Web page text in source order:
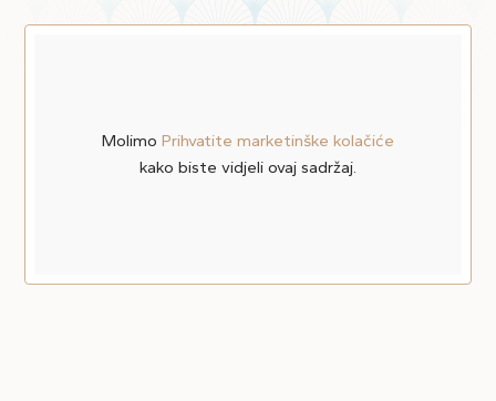
Molimo Prihvatite marketinške kolačiće
kako biste vidjeli ovaj sadržaj.